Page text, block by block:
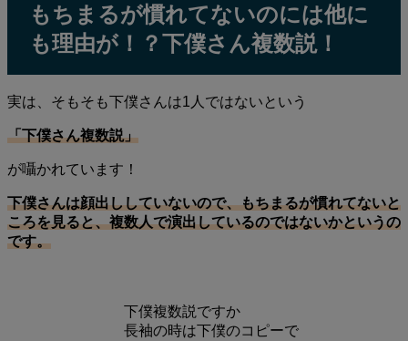
もちまるが慣れてないのには他に
も理由が！？下僕さん複数説！
実は、そもそも下僕さんは1人ではないという
「下僕さん複数説」
が囁かれています！
下僕さんは顔出ししていないので、もちまるが慣れてないと
ころを見ると、複数人で演出しているのではないかというの
です。
下僕複数説ですか
長袖の時は下僕のコピーで